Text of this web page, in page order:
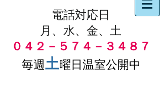
電話対応日
月、水、金、土
０４２－５７４－３４８７
毎週土曜日温室公開中